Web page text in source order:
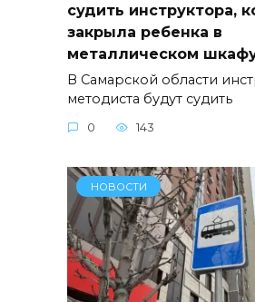
судить инструктора,
закрыла ребенка в
металлическом
В Самарской области
методиста будут судить
0 143
НОВОСТИ